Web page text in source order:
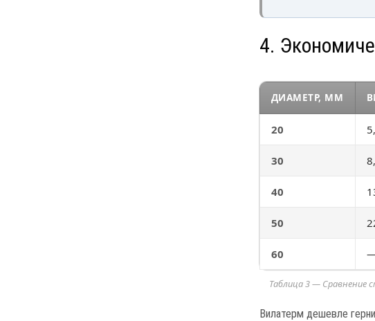
4.
Таблица 3 — Сравнение
ДИАМЕТР, ММ
20
30
40
50
60
Вилатерм дешевле